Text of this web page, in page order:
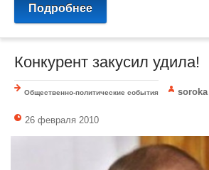
Подробнее
Конкурент закусил удила!
Общественно-политические события soroka
26 февраля 2010